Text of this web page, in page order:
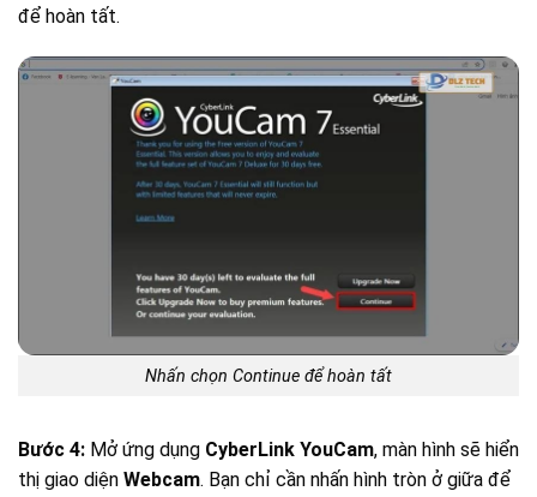
để hoàn tất.
Nhấn chọn Continue để hoàn tất
Bước 4: Mở ứng dụng CyberLink YouCam, màn hình sẽ hiển
thị giao diện Webcam. Bạn chỉ cần nhấn hình tròn ở giữa để